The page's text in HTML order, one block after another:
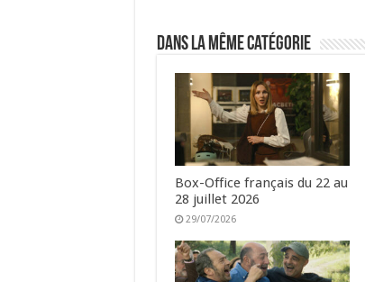
Dans la même catégorie
Box-Office français du 22 au
28 juillet 2026
29/07/2026